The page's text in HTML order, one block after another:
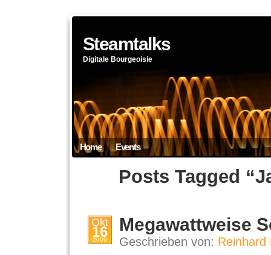
Steamtalks
Digitale Bourgeoisie
Home Events
Posts Tagged
Okt
16
2009
Megawattweise
Geschrieben von: Reinhard